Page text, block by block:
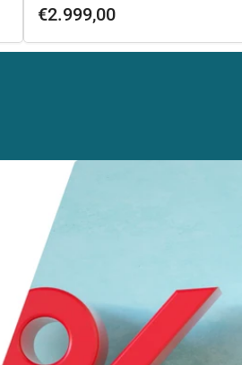
Preis
€2.999,00